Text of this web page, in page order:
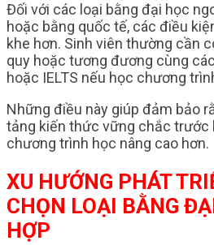
Đối với các loại bằng đại học
hoặc bằng quốc tế, các điều
khe hơn. Sinh viên thường cần
quy hoặc tương đương cùng
hoặc IELTS nếu học chương
Những điều này giúp đảm bảo
tảng kiến thức vững chắc trước
chương trình học nâng cao hơn.
XU HƯỚNG PHÁT
CHỌN LOẠI BẰNG
HỢP